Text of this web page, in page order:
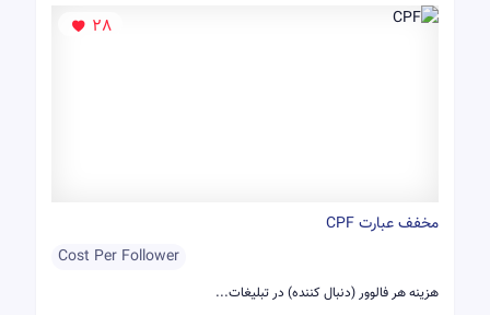
28
مخفف عبارت CPF
Cost Per Follower
هزینه هر فالوور (دنبال کننده) در تبلیغات...